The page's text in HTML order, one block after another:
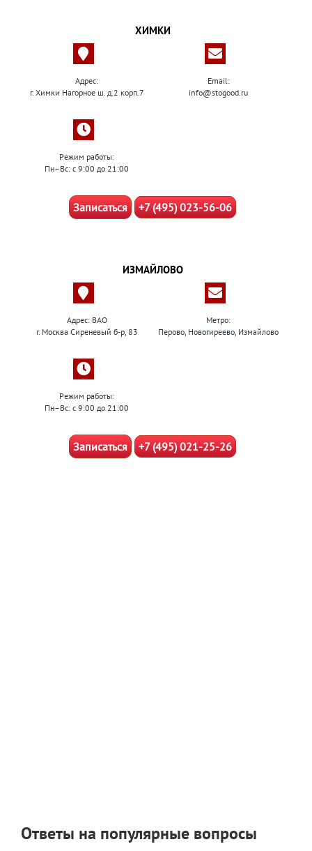
ХИМКИ
Адрес:
г. Химки Нагорное ш. д.2 корп.7
Email:
info@stogood.ru
Режим работы:
Пн–Вс: с 9:00 до 21:00
Записаться +7 (495) 023-56-06
ИЗМАЙЛОВО
Адрес: ВАО
г. Москва Сиреневый б-р, 83
Метро:
Перово, Новогиреево, Измайлово
Режим работы:
Пн–Вс: с 9:00 до 21:00
Записаться +7 (495) 021-25-26
Ответы на популярные вопросы